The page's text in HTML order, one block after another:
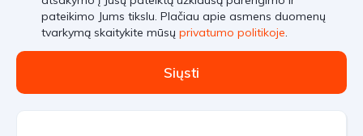
pateikimo Jums tikslu. Plačiau apie asmens duomenų
tvarkymą skaitykite mūsų privatumo politikoje.
Siųsti